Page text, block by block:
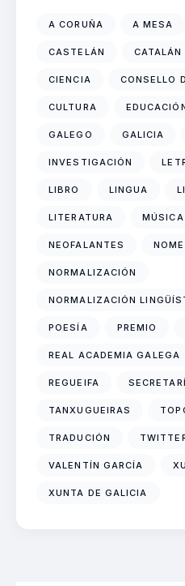
A CORUÑA A MESA
CASTELÁN CATALÁN
CIENCIA CONSELLO
CULTURA
GALEGO GALICIA
INVESTIGACIÓN
LIBRO LINGUA
LITERATURA MÚSICA
NEOFALANTES
NORMALIZACIÓN
NORMALIZACIÓN
POESÍA PREMIO
REAL ACADEMIA GALEGA
REGUEIFA
TANXUGUEIRAS
TRADUCIÓN
VALENTÍN GARCÍA
XUNTA DE GALICIA